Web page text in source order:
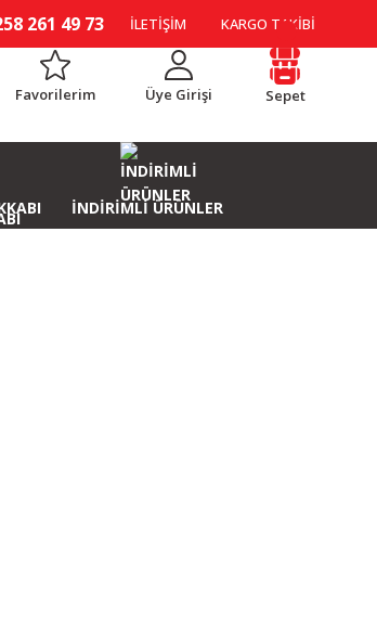
261 49 73 İLETİŞİM KARGO TAKİBİ
Favorilerim Üye Girişi Sepet
İNDİRİMLİ ÜRÜNLER